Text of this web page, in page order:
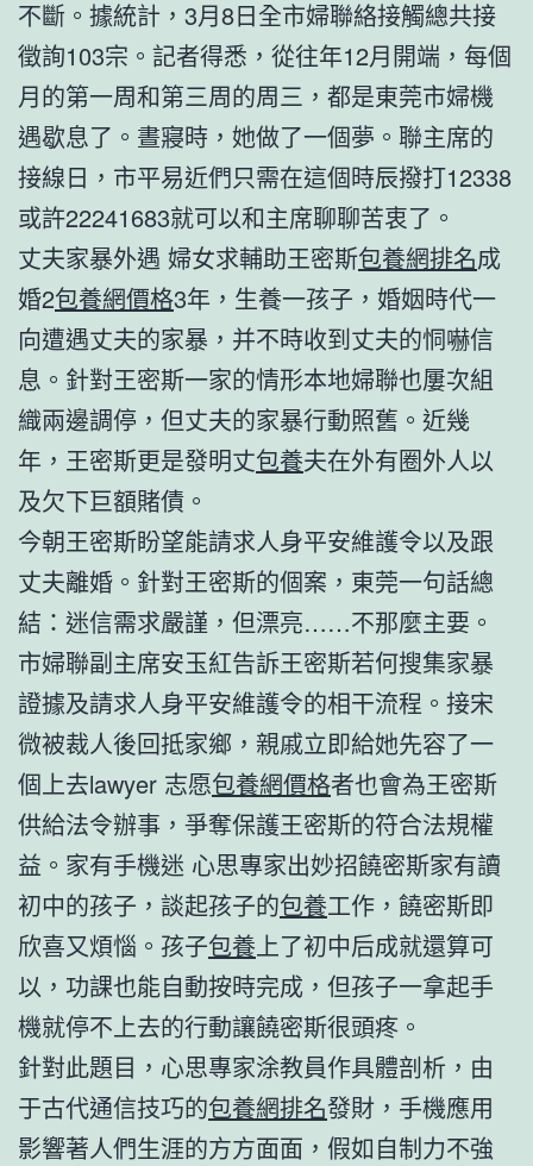
不斷。據統計，3月8日全市婦聯絡接觸總共接
徵詢103宗。記者得悉，從往年12月開端，每個
月的第一周和第三周的周三，都是東莞市婦機
遇歇息了。晝寢時，她做了一個夢。聯主席的
接線日，市平易近們只需在這個時辰撥打12338
或許22241683就可以和主席聊聊苦衷了。
丈夫家暴外遇 婦女求輔助王密斯包養網排名成
婚2包養網價格3年，生養一孩子，婚姻時代一
向遭遇丈夫的家暴，并不時收到丈夫的恫嚇信
息。針對王密斯一家的情形本地婦聯也屢次組
織兩邊調停，但丈夫的家暴行動照舊。近幾
年，王密斯更是發明丈包養夫在外有圈外人以
及欠下巨額賭債。
今朝王密斯盼望能請求人身平安維護令以及跟
丈夫離婚。針對王密斯的個案，東莞一句話總
結：迷信需求嚴謹，但漂亮……不那麼主要。
市婦聯副主席安玉紅告訴王密斯若何搜集家暴
證據及請求人身平安維護令的相干流程。接宋
微被裁人後回抵家鄉，親戚立即給她先容了一
個上去lawyer 志愿包養網價格者也會為王密斯
供給法令辦事，爭奪保護王密斯的符合法規權
益。家有手機迷 心思專家出妙招饒密斯家有讀
初中的孩子，談起孩子的包養工作，饒密斯即
欣喜又煩惱。孩子包養 上了初中后成就還算可
以，功課也能自動按時完成，但孩子一拿起手
機就停不上去的行動讓饒密斯很頭疼。
針對此題目，心思專家涂教員作具體剖析，由
于古代通信技巧的包養網排名發財，手機應用
影響著人們生涯的方方面面，假如自制力不強